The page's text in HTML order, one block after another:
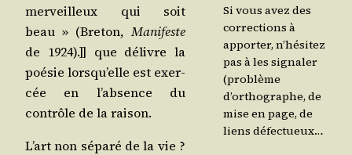
mer­veilleux qui soit
beau » (Bre­ton,Mani­feste
de 1924).]] que délivre la
poé­sie lors­qu’elle est exer­
cée en l’ab­sence du
contrôle de la raison.
L’art non sépa­ré de la vie ?
Si vous avez des
corrections à
apporter, n’hésitez
pas à les signaler
(problème
d’orthographe, de
mise en page, de
liens défectueux…